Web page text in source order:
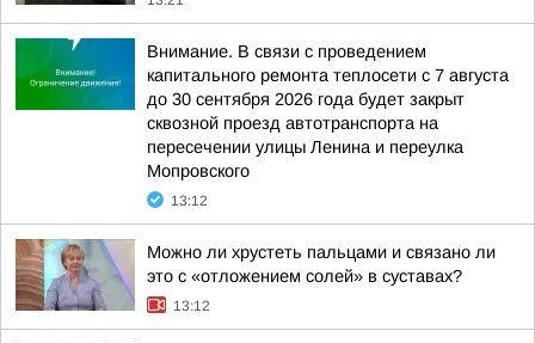
Внимание. В связи с проведением
капитального ремонта теплосети с 7 августа
до 30 сентября 2026 года будет закрыт
сквозной проезд автотранспорта на
пересечении улицы Ленина и переулка
Мопровского
13:12
Можно ли хрустеть пальцами и связано ли
это с «отложением солей» в суставах?
13:12